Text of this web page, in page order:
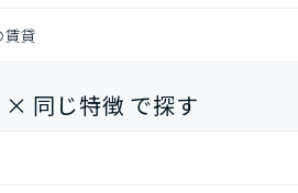
貸
× 同じ特徴 で探す